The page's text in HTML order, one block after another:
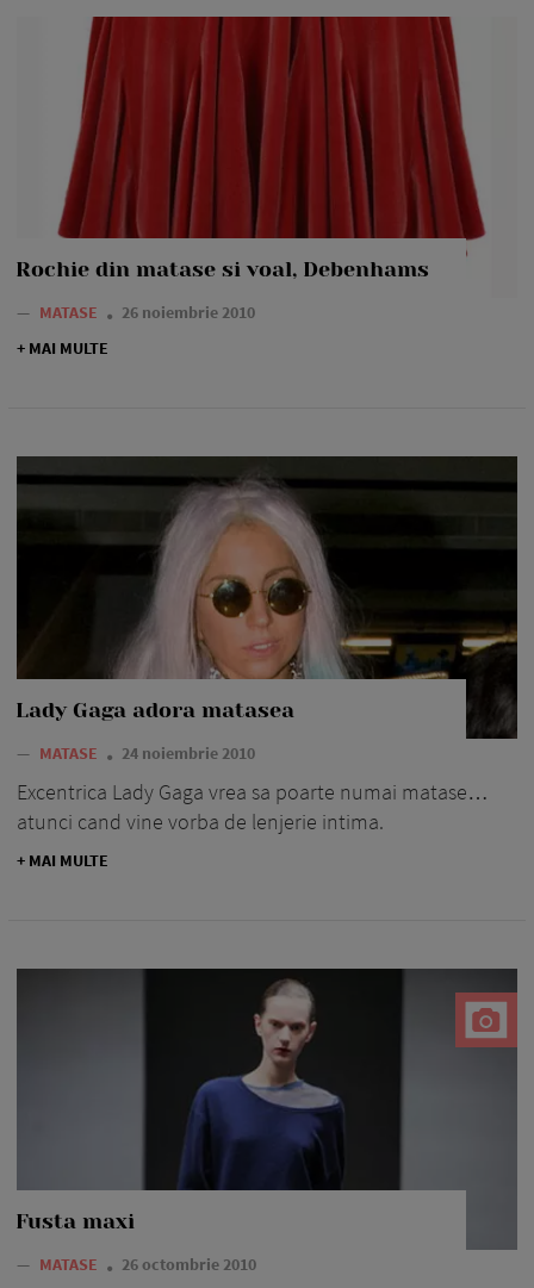
Rochie din matase si voal, Debenhams
— MATASE
26 noiembrie 2010
+ MAI MULTE
Lady Gaga adora matasea
— MATASE 24 noiembrie 2010
Excentrica Lady Gaga vrea sa poarte numai matase…
atunci cand vine vorba de lenjerie intima.
+ MAI MULTE
Fusta maxi
— MATASE 26 octombrie 2010